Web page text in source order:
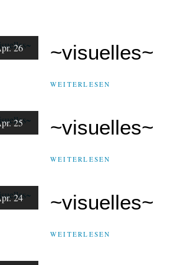
26 ~visuelles~
WEITERLESEN
25 ~visuelles~
WEITERLESEN
24 ~visuelles~
WEITERLESEN